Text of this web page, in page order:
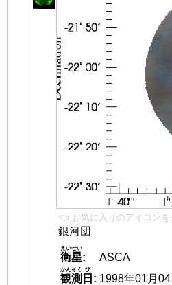
👈 お気に入りのアイコンを
銀河団
衛星
えいせい
:
ASCA
観測
かんそく
日
び
: 1998年01月